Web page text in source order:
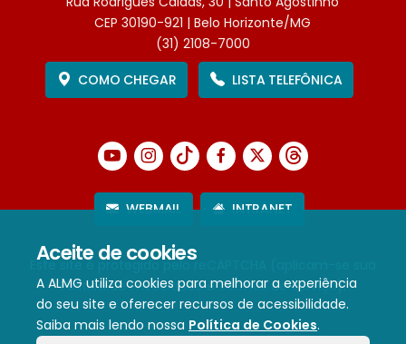
Aceite de cookies
A ALMG utiliza cookies para melhorar a experiência
do seu site e oferecer recursos de acessibilidade.
Saiba mais lendo nossa Política de Cookies.
CEP 30190-921 | Belo Horizonte/MG
(31) 2108-7000
COMO CHEGAR
LISTA TELEFÔNICA
WEBMAIL INTRANET
Este site é protegido pelo reCAPTCHA (aplicam-se sua
Política de PrivacidadeeTermos de Serviço).